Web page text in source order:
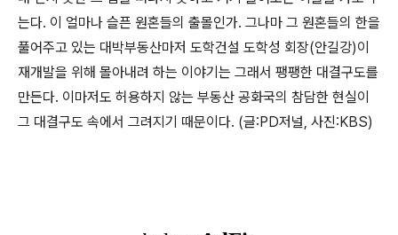
는다. 이 얼마나 슬픈 원혼들의 출몰인가. 그나마 그 원혼들의 한을
풀어주고 있는 대박부동산마저 도학건설 도학성 회장(안길강)이
재개발을 위해 몰아내려 하는 이야기는 그래서 팽팽한 대결구도를
만든다. 이마저도 허용하지 않는 부동산 공화국의 참담한 현실이
그 대결구도 속에서 그려지기 때문이다. (글:PD저널, 사진:KBS)